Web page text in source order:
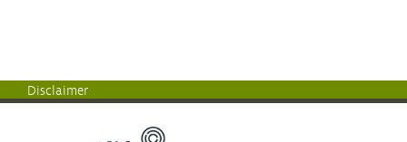
Disclaimer